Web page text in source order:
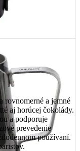
rovnomerné a jemné
aj horúcej čokolády.
a podporuje
prevedenie
používaní.